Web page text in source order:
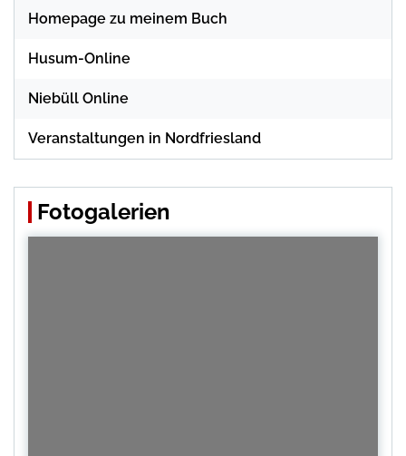
Homepage zu meinem Buch
Husum-Online
Niebüll Online
Veranstaltungen in Nordfriesland
Fotogalerien